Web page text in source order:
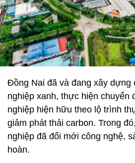
Đồng Nai đã và đang xây dựng
nghiệp xanh, thực hiện chuyển
nghiệp hiện hữu theo lộ trình
giảm phát thải carbon. Trong
nghiệp đã đổi mới công nghệ,
hoàn.